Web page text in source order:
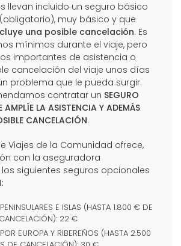
llevan incluido un seguro básico
muy básico y que
una posible cancelación. Es
mínimos durante el viaje, pero
importantes de asistencia o
cancelación del viaje unos días
problema que le pueda surgir.
contratar un SEGURO
LA ASISTENCIA Y ADEMÁS
CANCELACIÓN.
Viajes de la Comunidad ofrece,
con la aseguradora
los siguientes seguros opcionales
E ISLAS (HASTA 1.800 € DE
22 €
EUROPA Y RIBEREÑOS (HASTA 2.500